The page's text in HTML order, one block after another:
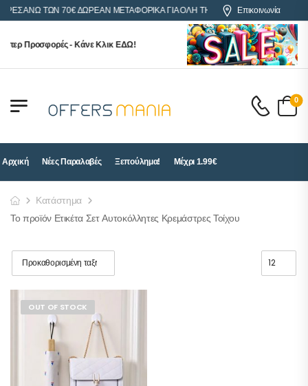
ΑΝΩ ΤΩΝ 70€ ΔΩΡΕΑΝ ΜΕΤΑΦΟΡΙΚΑ ΓΙΑ ΟΛΗ ΤΗΝ ΕΛΛΑΔΑΕπικοινωνία
Προσφορές - Κάνε Κλικ ΕΔΩ!
0
Αρχική Νέες Παραλαβές Ξεπούλημα! Μέχρι 1.99€
Κατάστημα
Το προϊόν Ετικέτα Σετ Αυτοκόλλητες Κρεμάστρες Τοίχου
OUT OF STOCK